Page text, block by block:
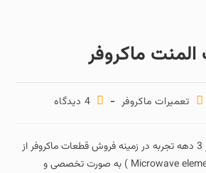
ماکروفر
تعمیرات ماکروفر 4 دیدگاه‌
پیشتاز سرویس با بیش از 3 دهه تجربه در زمینه فروش قطعات ماکروفر از
( Microwave element ) به صورت تخصصی و